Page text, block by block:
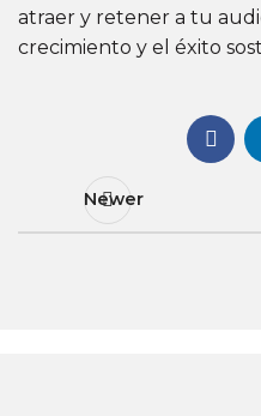
atraer y retener a tu
crecimiento y el éxito
Newer